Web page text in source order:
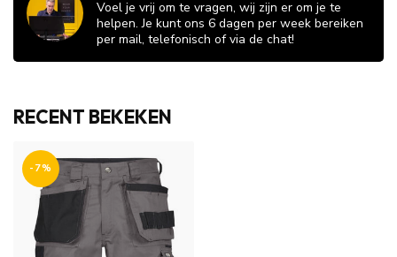
Voel je vrij om te vragen, wij zijn er om je te
helpen. Je kunt ons 6 dagen per week bereiken
per mail, telefonisch of via de chat!
RECENT BEKEKEN
-7%